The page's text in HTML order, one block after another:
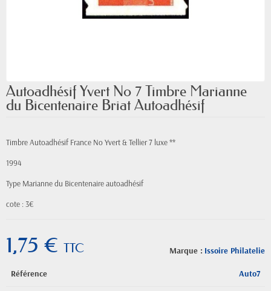
Autoadhésif Yvert No 7 Timbre Marianne
du Bicentenaire Briat Autoadhésif
Timbre Autoadhésif France No Yvert & Tellier 7 luxe **
1994
Type Marianne du Bicentenaire autoadhésif
cote : 3€
Marque : Issoire Philatelie
1,75 € TTC
Référence Auto7